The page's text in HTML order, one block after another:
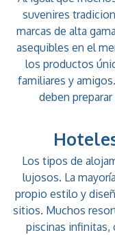
suvenires
marcas de alta
asequibles en el
los productos
familiares y
deben
Los tipos de
lujosos. La
propio estilo y
sitios. Muchos
piscinas infinitas,